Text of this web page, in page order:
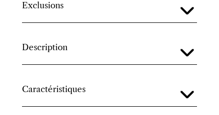
Exclusions
Description
Caractéristiques